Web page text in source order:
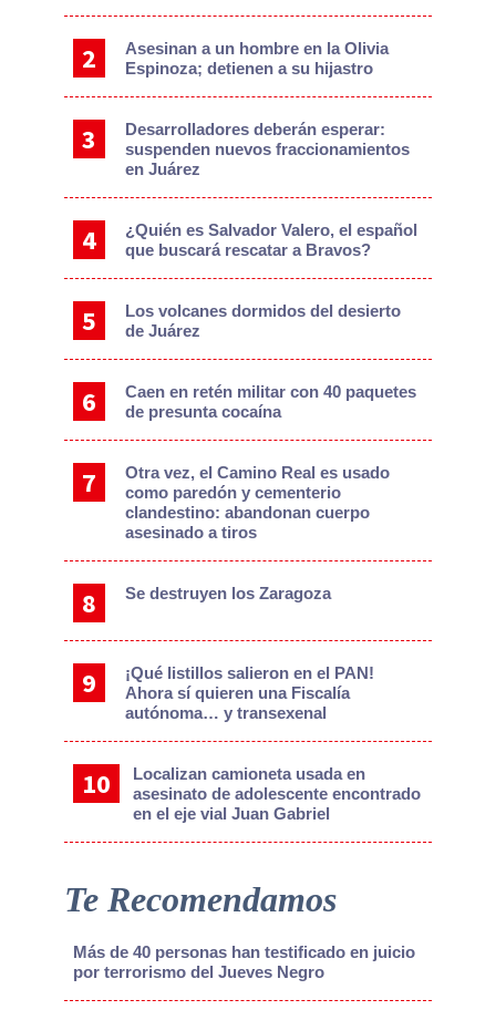
Asesinan a un hombre en la Olivia
Espinoza; detienen a su hijastro
Desarrolladores deberán esperar:
suspenden nuevos fraccionamientos
en Juárez
¿Quién es Salvador Valero, el español
que buscará rescatar a Bravos?
Los volcanes dormidos del desierto
de Juárez
Caen en retén militar con 40 paquetes
de presunta cocaína
Otra vez, el Camino Real es usado
como paredón y cementerio
clandestino: abandonan cuerpo
asesinado a tiros
Se destruyen los Zaragoza
¡Qué listillos salieron en el PAN!
Ahora sí quieren una Fiscalía
autónoma… y transexenal
Localizan camioneta usada en
asesinato de adolescente encontrado
en el eje vial Juan Gabriel
Te Recomendamos
Más de 40 personas han testificado en juicio
por terrorismo del Jueves Negro